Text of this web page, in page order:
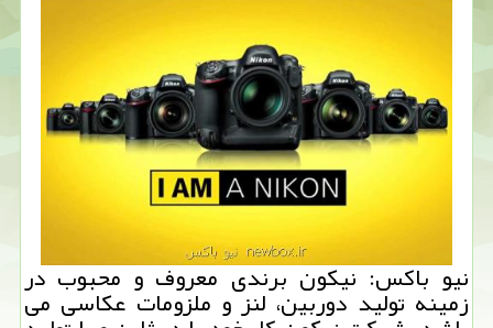
نیو باكس: نیكون برندی معروف و محبوب در
زمینه تولید دوربین، لنز و ملزومات عكاسی می